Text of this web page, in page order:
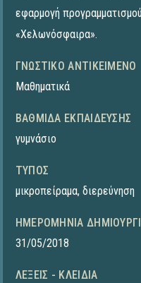
εφαρμογή
«Χελωνόσφαιρα».
ΓΝΩΣΤΙΚΌ ΑΝΤΙΚΕΊΜΕΝΟ
Μαθηματικά
ΒΑΘΜΊΔΑ ΕΚΠΑΊΔΕΥΣΗΣ
γυμνάσιο
ΤΎΠΟΣ
μικροπείραμα, διερεύνηση
ΗΜΕΡΟΜΗΝΊΑ
31/05/2018
ΛΈΞΕΙΣ - ΚΛΕΙΔΙΆ